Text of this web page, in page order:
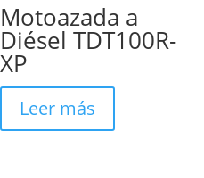
Motoazada a
Diésel TDT100R-
XP
Leer más